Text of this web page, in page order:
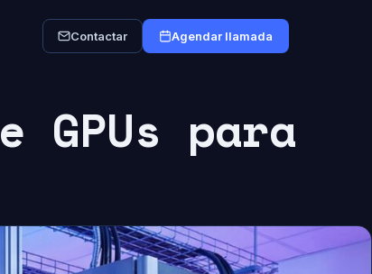
Contactar Agendar llamada
GPUs para